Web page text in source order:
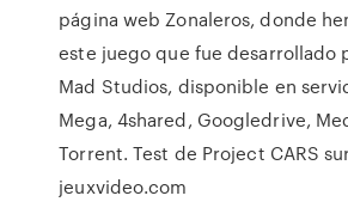
página web Zonaleros, donde
este juego que fue desarrollado
Mad Studios, disponible en
Mega, 4shared, Googledrive,
Torrent. Test de Project CARS
jeuxvideo.com